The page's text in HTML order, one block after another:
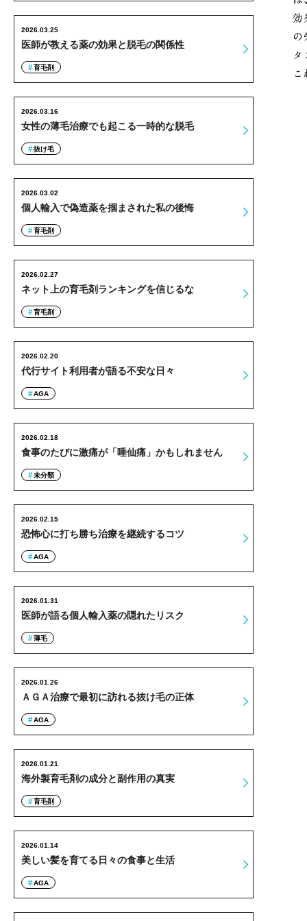
効
医師が教える薬の効果と脱毛の関係性
2026.03.25
育毛剤
女性の薄毛治療でも起こる一時的な脱毛
2026.03.16
抜け毛
個人輸入で偽造薬を掴まされた私の後悔
2026.03.02
育毛剤
ネット上の育毛剤ランキングを信じるな
2026.02.27
育毛剤
代行サイト利用者が語る不安な日々
2026.02.20
AGA
食事のたびに激痛が「唾仙痛」かもしれません
2026.02.18
未分類
恐怖心に打ち勝ち治療を継続するコツ
2026.02.15
AGA
医師が語る個人輸入薬の隠れたリスク
2026.01.31
薄毛
ＡＧＡ治療で最初に訪れる抜け毛の正体
2026.01.26
AGA
海外製育毛剤の成分と副作用の真実
2026.01.21
育毛剤
美しい髪を育てる日々の食事と生活
2026.01.14
AGA